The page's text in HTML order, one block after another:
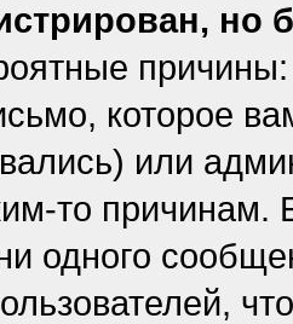
но
которое
или
то
одного